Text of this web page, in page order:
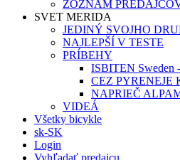
ZOZNAM
SVET MERIDA
JEDINÝ SVOJHO
NAJLEPŠÍ V TESTE
PRÍBEHY
ISBITEN Sweden
CEZ PYRENEJE
NAPRIEČ
VIDEÁ
Všetky bicykle
sk-SK
Login
Vyhľadať predajcu